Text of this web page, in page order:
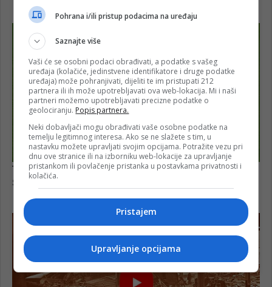
Pohrana i/ili pristup podacima na uređaju
Saznajte više
Vaši će se osobni podaci obrađivati, a podatke s vašeg
uređaja (kolačiće, jedinstvene identifikatore i druge podatke
uređaja) može pohranjivati, dijeliti te im pristupati 212
partnera ili ih može upotrebljavati ova web-lokacija. Mi i naši
partneri možemo upotrebljavati precizne podatke o
geolociranju. Popis partnera.
Neki dobavljači mogu obrađivati vaše osobne podatke na
temelju legitimnog interesa. Ako se ne slažete s tim, u
nastavku možete upravljati svojim opcijama. Potražite vezu pri
dnu ove stranice ili na izborniku web-lokacije za upravljanje
pristankom ili povlačenje pristanka u postavkama privatnosti i
kolačića.
Pristajem
Upravljanje opcijama